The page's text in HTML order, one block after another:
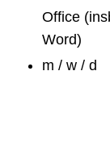
Office
Word)
m / w / d